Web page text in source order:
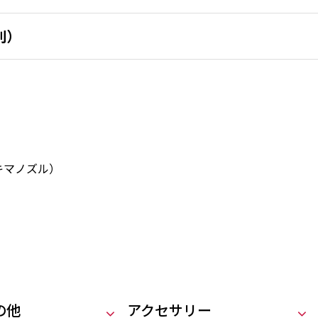
ノズル）
他 アクセサリー